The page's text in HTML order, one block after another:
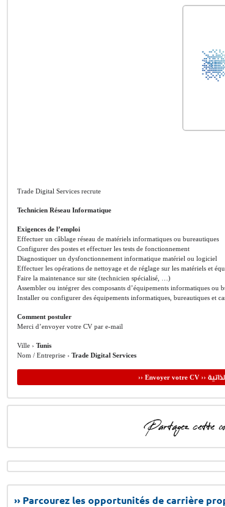
Trade Digital Services recrute
Technicien Réseau Informatique
Exigences de l’emploi
Effectuer un câblage réseau de matériels informatiques ou bureautiques
Configurer des postes et effectuer les tests de fonctionnement
Diagnostiquer un dysfonctionnement informatique matériel ou logiciel
Effectuer les opérations de nettoyage et de réglage sur les matériels et
Faire la maintenance sur site (technicien spécialisé, …)
Assembler ou intégrer des composants d’équipements informatiques ou
Installer ou configurer des équipements informatiques, bureautiques et
Comment postuler
Merci d’envoyer votre CV par e-mail
Ville › Tunis
Nom / Entreprise › Trade Digital Services
›› Envoyer votre CV ››
›› Parcourez les opportunités de carrière